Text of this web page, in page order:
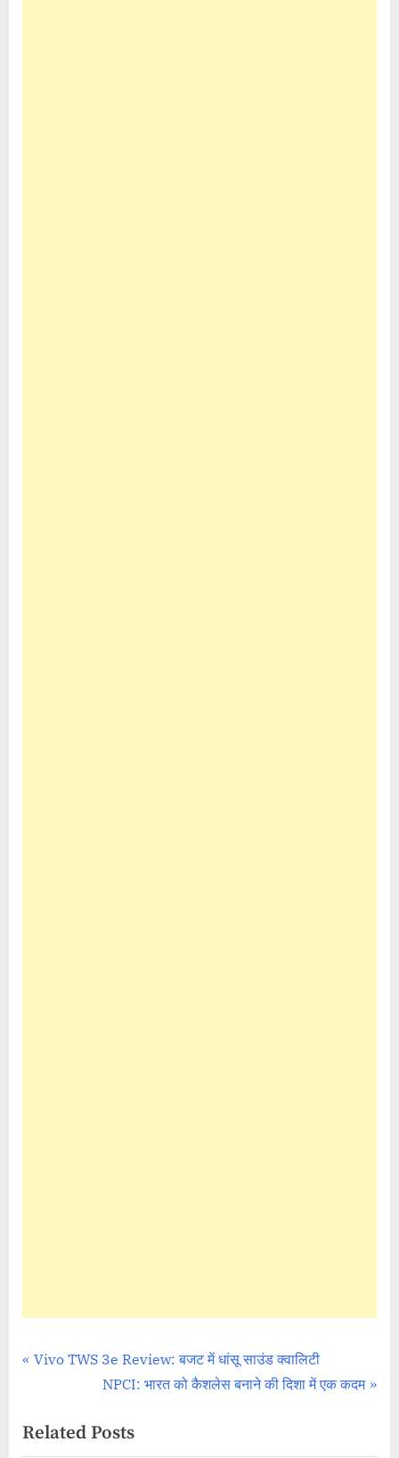
Mobile Reviews
Tags:
APEX,ONEPLUS MOBILE,ONEPLUS OPEN APEX
Post
P
v
Vivo TWS 3e Review: बजट में धांसू साउंड क्वालिटी
N
x
NPCI: भारत को कैशलेस बनाने की दिशा में एक कदम
Related Posts